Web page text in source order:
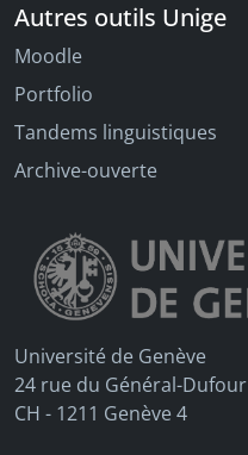
Autres outils Unige
Moodle
Portfolio
Tandems linguistiques
Archive-ouverte
Université de Genève
24 rue du Général-Dufour
CH - 1211 Genève 4